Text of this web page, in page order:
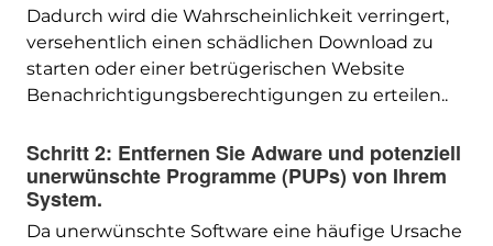
Dadurch wird die Wahrscheinlichkeit verringert,
versehentlich einen schädlichen Download zu
starten oder einer betrügerischen Website
Benachrichtigungsberechtigungen zu erteilen..
Schritt 2: Entfernen Sie Adware und potenziell
unerwünschte Programme (PUPs) von Ihrem
System.
Da unerwünschte Software eine häufige Ursache